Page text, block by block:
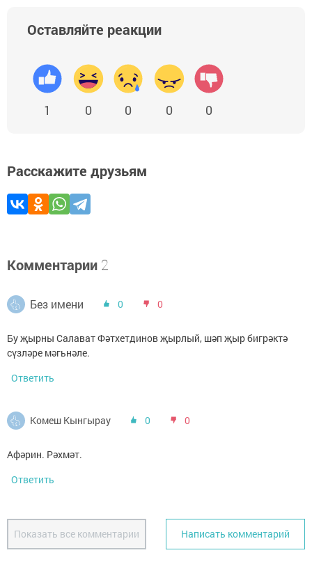
Оставляйте реакции
1 0 0 0 0
Расскажите друзьям
Комментарии 2
Без имени 0 0
Бу җырны Салават Фәтхетдинов җырлый, шәп җыр бигрәктә
сүзләре мәгьнәле.
Ответить
Комеш Кынгырау 0 0
Афәрин. Рәхмәт.
Ответить
Показать все комментарии Написать комментарий